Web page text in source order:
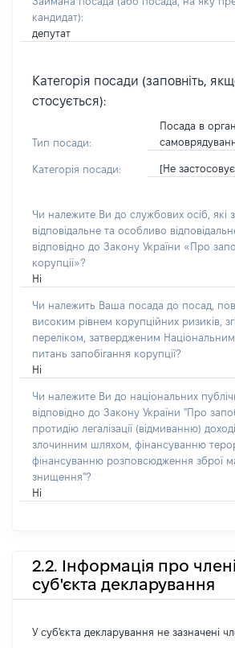
кандидат):
депутат
Категорія посади (заповніть,
стосується):
Тип посади:
Посада в
Категорія посади: [Не
Чи належите Ви до службових осіб, які
відповідальне та особливо
відповідно до Закону України «Про
корупції»?
Ні
Чи належить Ваша посада до посад,
високим рівнем корупційних ризиків,
переліком, затвердженим
питань запобігання корупції?
Ні
Чи належите Ви до національних
відповідно до Закону України "Про
протидію легалізації (відмиванню)
злочинним шляхом, фінансуванню
фінансуванню розповсюдження зброї
знищення"?
Ні
2.2. Інформація про
суб'єкта декларування
У суб'єкта декларування не зазначені